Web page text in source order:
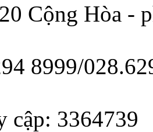
Cộng Hòa -
8999/
cập: 3364739